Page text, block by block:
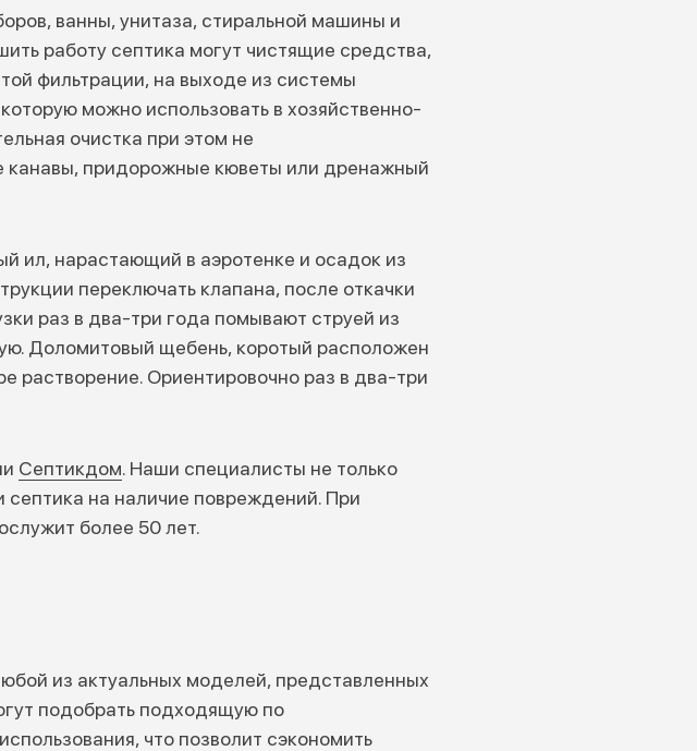
ванны, унитаза, стиральной машины и
работу септика могут чистящие средства,
фильтрации, на выходе из системы
можно использовать в хозяйственно-
очистка при этом не
придорожные кюветы или дренажный
ил, нарастающий в аэротенке и осадок из
переключать клапана, после откачки
раз в два-три года помывают струей из
Доломитовый щебень, коротый расположен
растворение. Ориентировочно раз в два-три
Септикдом. Наши специалисты не только
на наличие повреждений. При
более 50 лет.
из актуальных моделей, представленных
подобрать подходящую по
что позволит сэкономить